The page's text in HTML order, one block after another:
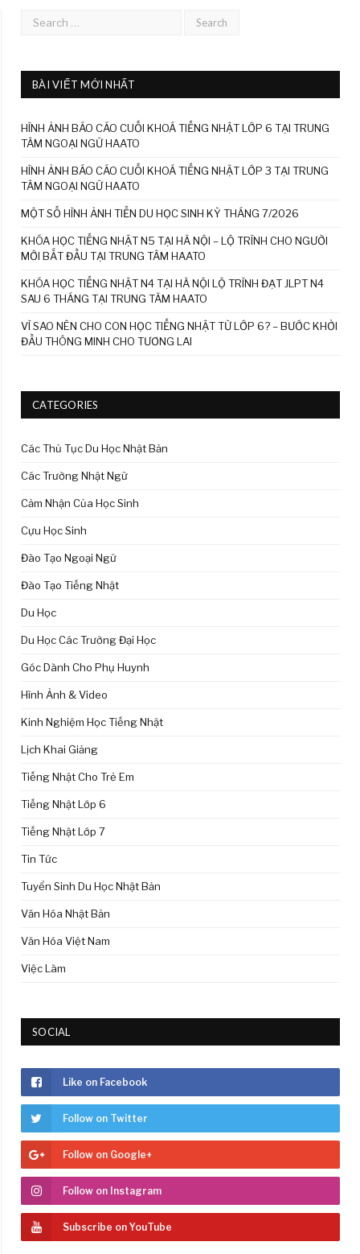
BÀI VIẾT MỚI NHẤT
HÌNH ẢNH BÁO CÁO CUỐI KHOÁ TIẾNG NHẬT LỚP 6 TẠI TRUNG
TÂM NGOẠI NGỮ HAATO
HÌNH ẢNH BÁO CÁO CUỐI KHOÁ TIẾNG NHẬT LỚP 3 TẠI TRUNG
TÂM NGOẠI NGỮ HAATO
MỘT SỐ HÌNH ẢNH TIỄN DU HỌC SINH KỲ THÁNG 7/2026
KHÓA HỌC TIẾNG NHẬT N5 TẠI HÀ NỘI – LỘ TRÌNH CHO NGƯỜI
MỚI BẮT ĐẦU TẠI TRUNG TÂM HAATO
KHÓA HỌC TIẾNG NHẬT N4 TẠI HÀ NỘI LỘ TRÌNH ĐẠT JLPT N4
SAU 6 THÁNG TẠI TRUNG TÂM HAATO
VÌ SAO NÊN CHO CON HỌC TIẾNG NHẬT TỪ LỚP 6? – BƯỚC KHỞI
ĐẦU THÔNG MINH CHO TƯƠNG LAI
CATEGORIES
Các Thủ Tục Du Học Nhật Bản
Các Trường Nhật Ngữ
Cảm Nhận Của Học Sinh
Cựu Học Sinh
Đào Tạo Ngoại Ngữ
Đào Tạo Tiếng Nhật
Du Học
Du Học Các Trường Đại Học
Góc Dành Cho Phụ Huynh
Hình Ảnh & Video
Kinh Nghiệm Học Tiếng Nhật
Lịch Khai Giảng
Tiếng Nhật Cho Trẻ Em
Tiếng Nhật Lớp 6
Tiếng Nhật Lớp 7
Tin Tức
Tuyển Sinh Du Học Nhật Bản
Văn Hóa Nhật Bản
Văn Hóa Việt Nam
Việc Làm
SOCIAL
Like on Facebook
Follow on Twitter
Follow on Google+
Follow on Instagram
Subscribe on YouTube